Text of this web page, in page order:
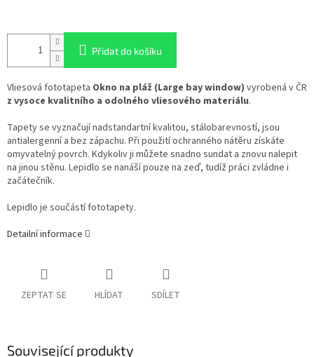
Přidat do košíku
Vliesová fototapeta Okno na pláž (Large bay window) vyrobená v ČR
z vysoce kvalitního a odolného vliesového materiálu.
Tapety se vyznačují nadstandartní kvalitou, stálobarevností, jsou
antialergenní a bez zápachu. Při použití ochranného nátěru získáte
omyvatelný povrch. Kdykoliv ji můžete snadno sundat a znovu nalepit
na jinou stěnu. Lepidlo se nanáší pouze na zeď, tudíž práci zvládne i
začátečník.
Lepidlo je součástí fototapety.
Detailní informace
ZEPTAT SE HLÍDAT SDÍLET
Související produkty